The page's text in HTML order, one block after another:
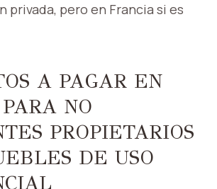
privada, pero en Francia si es
A PAGAR EN
NO
PROPIETARIOS
DE USO